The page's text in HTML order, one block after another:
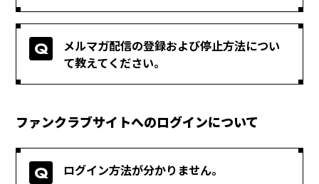
メルマガ配信の登録および停止方法につい
て教えてください。
ファンクラブサイトへのログインについて
ログイン方法が分かりません。